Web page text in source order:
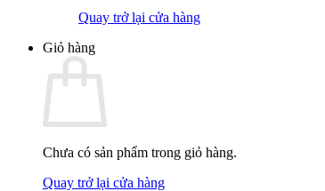
Quay trở lại cửa hàng
Giỏ hàng
Chưa có sản phẩm trong giỏ hàng.
Quay trở lại cửa hàng